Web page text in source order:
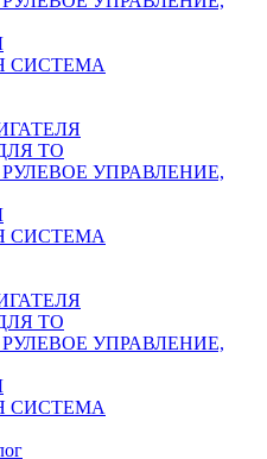
СИСТЕМА
ТО
УПРАВЛЕНИЕ,
СИСТЕМА
ТО
УПРАВЛЕНИЕ,
СИСТЕМА